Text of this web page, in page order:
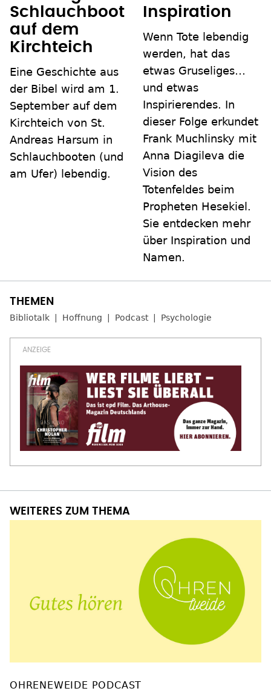
Schlauchboot
auf dem
Kirchteich
Eine Geschichte aus
der Bibel wird am 1.
September auf dem
Kirchteich von St.
Andreas Harsum in
Schlauchbooten (und
am Ufer) lebendig.
Inspiration
Wenn Tote lebendig
werden, hat das
etwas Gruseliges…
und etwas
Inspirierendes. In
dieser Folge erkundet
Frank Muchlinsky mit
Anna Diagileva die
Vision des
Totenfeldes beim
Propheten Hesekiel.
Sie entdecken mehr
über Inspiration und
Namen.
Bibliotalk Hoffnung Podcast Psychologie
WEITERES ZUM THEMA
OHRENEWEIDE PODCAST